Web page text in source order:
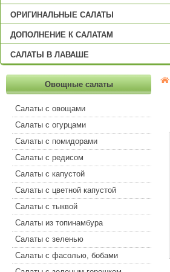
ОРИГИНАЛЬНЫЕ САЛАТЫ
ДОПОЛНЕНИЕ К САЛАТАМ
САЛАТЫ В ЛАВАШЕ
Овощные салаты
Салаты с овощами
Салаты с огурцами
Салаты с помидорами
Салаты с редисом
Салаты с капустой
Салаты с цветной капустой
Салаты с тыквой
Салаты из топинамбура
Салаты с зеленью
Салаты с фасолью, бобами